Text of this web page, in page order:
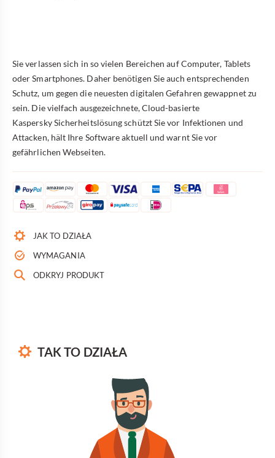
Sie verlassen sich in so vielen Bereichen auf Computer, Tablets
oder Smartphones. Daher benötigen Sie auch entsprechenden
Schutz, um gegen die neuesten digitalen Gefahren gewappnet zu
sein. Die vielfach ausgezeichnete, Cloud-basierte
Kaspersky Sicherheitslösung schützt Sie vor Infektionen und
Attacken, hält Ihre Software aktuell und warnt Sie vor
gefährlichen Webseiten.
JAK TO DZIAŁA
WYMAGANIA
ODKRYJ PRODUKT
TAK TO DZIAŁA